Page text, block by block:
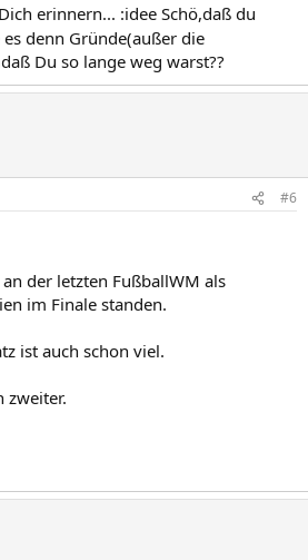
erinnern... :idee Schö,daß du
es denn Gründe(außer die
Du so lange weg warst??
#6
der letzten FußballWM als
im Finale standen.
ist auch schon viel.
zweiter.